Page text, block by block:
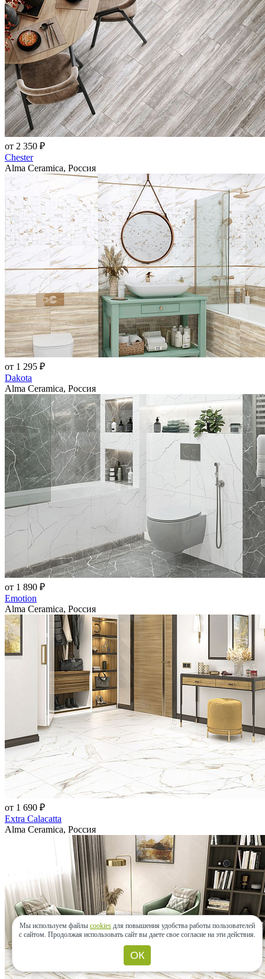
от 2 350 ₽
Chester
Alma Ceramica, Россия
от 1 295 ₽
Dakota
Alma Ceramica, Россия
от 1 890 ₽
Emotion
Alma Ceramica, Россия
от 1 690 ₽
Extra Calacatta
Alma Ceramica, Россия
Мы используем файлы cookies для повышения удобства работы пользователей
с сайтом. Продолжая использовать сайт вы даете свое согласие на эти действия.
ОК